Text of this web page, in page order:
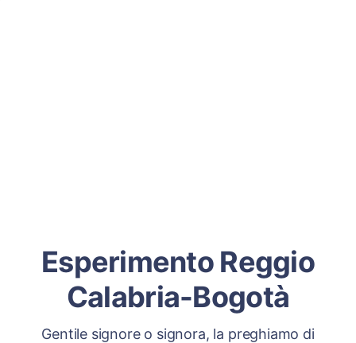
Esperimento Reggio
Calabria-Bogotà
Gentile signore o signora, la preghiamo di